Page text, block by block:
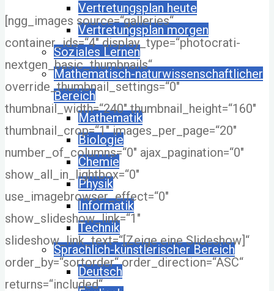
Vertretungsplan heute
Vertretungsplan morgen
Soziales Lernen
Mathematisch-naturwissenschaftlicher
Bereich
Mathematik
Biologie
Chemie
Physik
Informatik
Technik
Sprachlich-künstlerischer Bereich
Deutsch
[ngg_images source=“galleries“
container_ids=“4″ display_type=“photocrati-
nextgen_basic_thumbnails“
override_thumbnail_settings=“0″
thumbnail_width=“240″ thumbnail_height=“160″
thumbnail_crop=“1″ images_per_page=“20″
number_of_columns=“0″ ajax_pagination=“0″
show_all_in_lightbox=“0″
use_imagebrowser_effect=“0″
show_slideshow_link=“1″
slideshow_link_text=“[Zeige eine Slideshow]“
order_by=“sortorder“ order_direction=“ASC“
returns=“included“